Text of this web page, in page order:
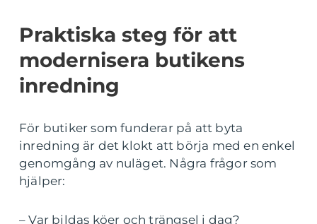
Praktiska steg för att
modernisera butikens
inredning
För butiker som funderar på att byta
inredning är det klokt att börja med en enkel
genomgång av nuläget. Några frågor som
hjälper:
– Var bildas köer och trängsel i dag?